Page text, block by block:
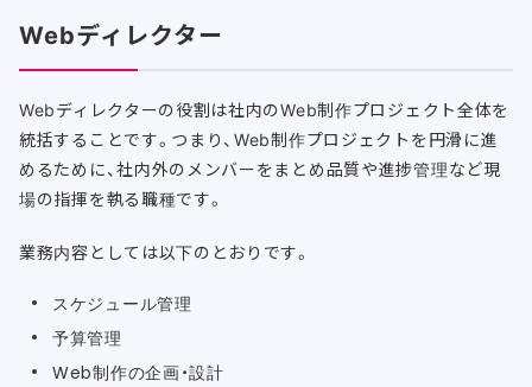
Webディレクター
Webディレクターの役割は社内のWeb制作プロジェクト全体を
統括することです。つまり、Web制作プロジェクトを円滑に進
めるために、社内外のメンバーをまとめ品質や進捗管理など現
場の指揮を執る職種です。
業務内容としては以下のとおりです。
スケジュール管理
予算管理
Web制作の企画・設計